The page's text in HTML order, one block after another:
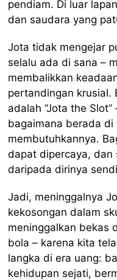
pendiam. Di luar
dan saudara yang
Jota tidak mengejar
selalu ada di sana –
membalikkan
pertandingan krusial.
adalah “Jota the
bagaimana berada di
membutuhkannya.
dapat dipercaya, dan
daripada dirinya
Jadi, meninggalnya
kekosongan dalam
meninggalkan bekas
bola – karena kita
langka di era uang:
kehidupan sejati,